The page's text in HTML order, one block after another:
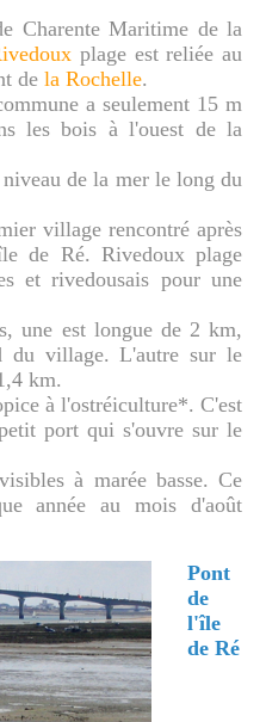
Charente Maritime de la
plage est reliée au
de la Rochelle.
a seulement 15 m
les bois à l'ouest de la
de la mer le long du
village rencontré après
de Ré. Rivedoux plage
et rivedousais pour une
une est longue de 2 km,
du village. L'autre sur le
km.
à l'ostréiculture*. C'est
port qui s'ouvre sur le
à marée basse. Ce
année au mois d'août
Pont
de
l'île
de Ré